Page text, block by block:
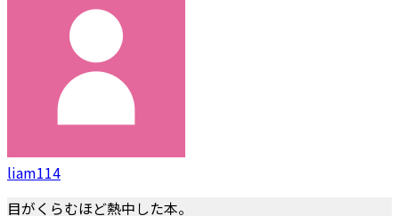
liam114
目がくらむほど熱中した本。